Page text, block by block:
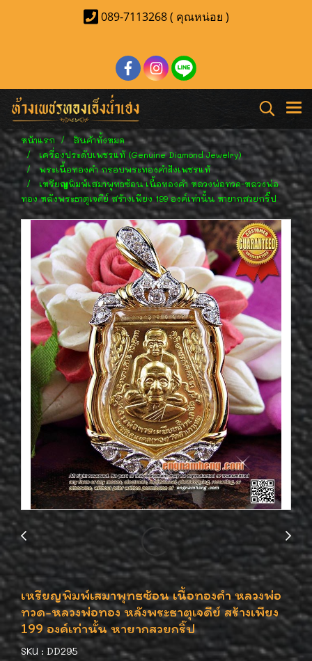
089-7113268 ( คุณหน่อย )
หน้าแรก
สินค้าทั้งหมด
เครื่องประดับเพชรแท้ (Genuine Diamond Jewelry)
พระเนื้อทองคำ กรอบพระทองคำฝังเพชรแท้
เหรียญพิมพ์เสมาพุทธซ้อน เนื้อทองคำ หลวงพ่อทวด-หลวงพ่อ
ทอง หลังพระธาตุเจดีย์ สร้างเพียง 199 องค์เท่านั้น หายากสวยกริ๊ป
เหรียญพิมพ์เสมาพุทธซ้อน เนื้อทองคำ หลวงพ่อ
ทวด-หลวงพ่อทอง หลังพระธาตุเจดีย์ สร้างเพียง
199 องค์เท่านั้น หายากสวยกริ๊ป
SKU : DD295